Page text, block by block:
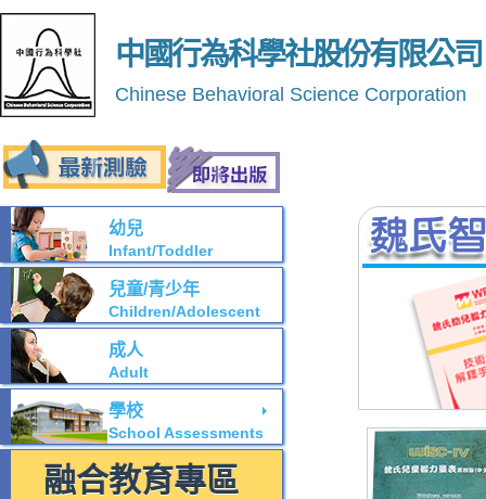
中國行為科學社股份有限公司
Chinese Behavioral Science Corporation
幼兒
Infant/Toddler
兒童/青少年
Children/Adolescent
成人
Adult
學校
School Assessments
融合教育專區